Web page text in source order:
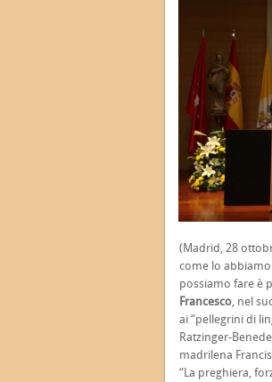
(Madrid, 28
come lo
possiamo fare è
Francesco , nel
ai “pellegrini di
Ratzinger-
madrilena
“La preghiera,